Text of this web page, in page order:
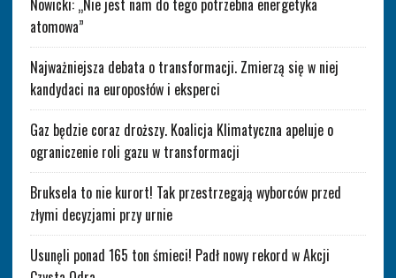
Nowicki: „Nie jest nam do tego potrzebna energetyka
atomowa”
Najważniejsza debata o transformacji. Zmierzą się w niej
kandydaci na europosłów i eksperci
Gaz będzie coraz droższy. Koalicja Klimatyczna apeluje o
ograniczenie roli gazu w transformacji
Bruksela to nie kurort! Tak przestrzegają wyborców przed
złymi decyzjami przy urnie
Usunęli ponad 165 ton śmieci! Padł nowy rekord w Akcji